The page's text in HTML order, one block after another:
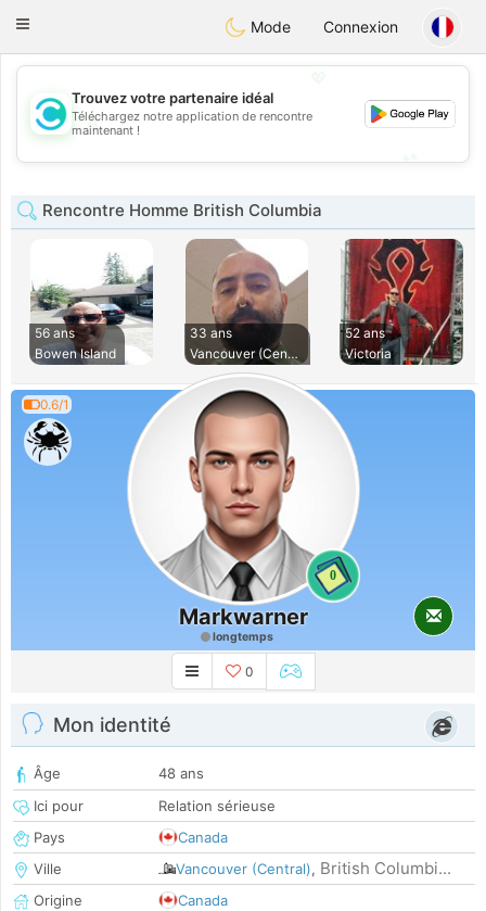
olombiaCitas
Toggle
Mode Connexion
💖
💕
Trouvez votre partenaire idéal
Téléchargez notre application de rencontre
maintenant !
Rencontre Homme British Columbia
56 ans
Bowen Island
33 ans
Vancouver (Central
52 ans
Victoria
0.6/1
0
Markwarner
longtemps
0
Mon identité
Âge
48 ans
Ici pour
Relation sérieuse
Pays
Canada
Ville
Vancouver (Central), British Columbi...
Origine
Canada